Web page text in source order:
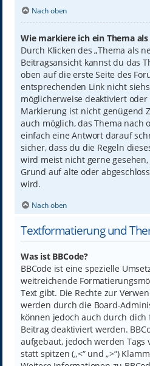
Nach oben
Wie markiere ich ein Thema als
Durch Klicken des „Thema als
Beitragsansicht kannst du das
oben auf die erste Seite des
entsprechenden Link nicht
möglicherweise deaktiviert
Markierung ist nicht genügend
auch möglich, das Thema nach
einfach eine Antwort darauf
sicher, dass du die Regeln
wird meist nicht gerne
Grund auf alte oder
wird.
Nach oben
Textformatierung und
Was ist BBCode?
BBCode ist eine spezielle
weitreichende
Text gibt. Die Rechte zur
werden durch die Board-
können jedoch auch durch
Beitrag deaktiviert werden.
aufgebaut, jedoch werden Tags
statt spitzen („<“ und „>“)